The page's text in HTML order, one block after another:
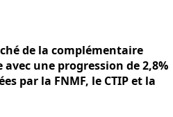
de la complémentaire
une progression de 2,8%
par la FNMF, le CTIP et la